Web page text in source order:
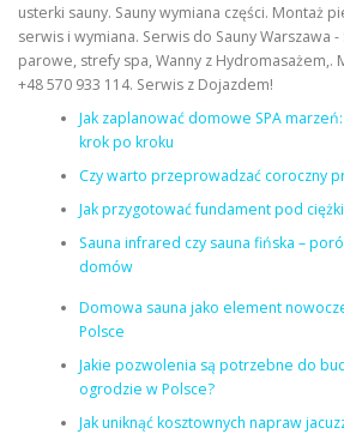
usterki sauny. Sauny wymiana części. Montaż
serwis i wymiana. Serwis do Sauny Warszawa -
parowe, strefy spa, Wanny z Hydromasażem,.
+48 570 933 114. Serwis z Dojazdem!
Jak zaplanować domowe SPA
krok po kroku
Czy warto przeprowadzać coroczny
Jak przygotować fundament pod
Sauna infrared czy sauna fińska –
domów
Domowa sauna jako element
Polsce
Jakie pozwolenia są potrzebne do
ogrodzie w Polsce?
Jak uniknąć kosztownych napraw